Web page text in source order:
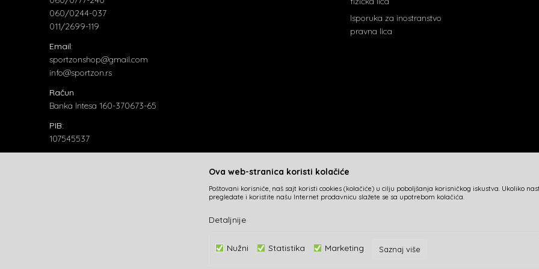
060/0244-037
011/2699-119
Email:
sportzonshop@gmail.com
info@sportzon.rs
Račun
Banka Intesa 160-370673-65
PIB:
107545537
Isporuka za inostranstvo
pravna lica
Nastojimo da budemo što precizniji u opisu proizvoda, prikazu slika i samih cena, ali ne možemo garantovati da su sve
Ova web-stranica koristi kolačiće
Poštovani korisniče, naš sajt koristi cookies (kolačiće) u cilju poboljšanja korisničkog iskustva. Ukoliko
pregledate i koristite našu Internet prodavnicu slažete se sa upotrebom kolačića.
Detaljnije
Nužni Statistika Marketing Saznaj više